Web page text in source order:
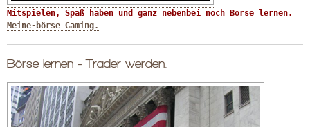
Meine-börse Gaming.
Börse lernen - Trader werden.